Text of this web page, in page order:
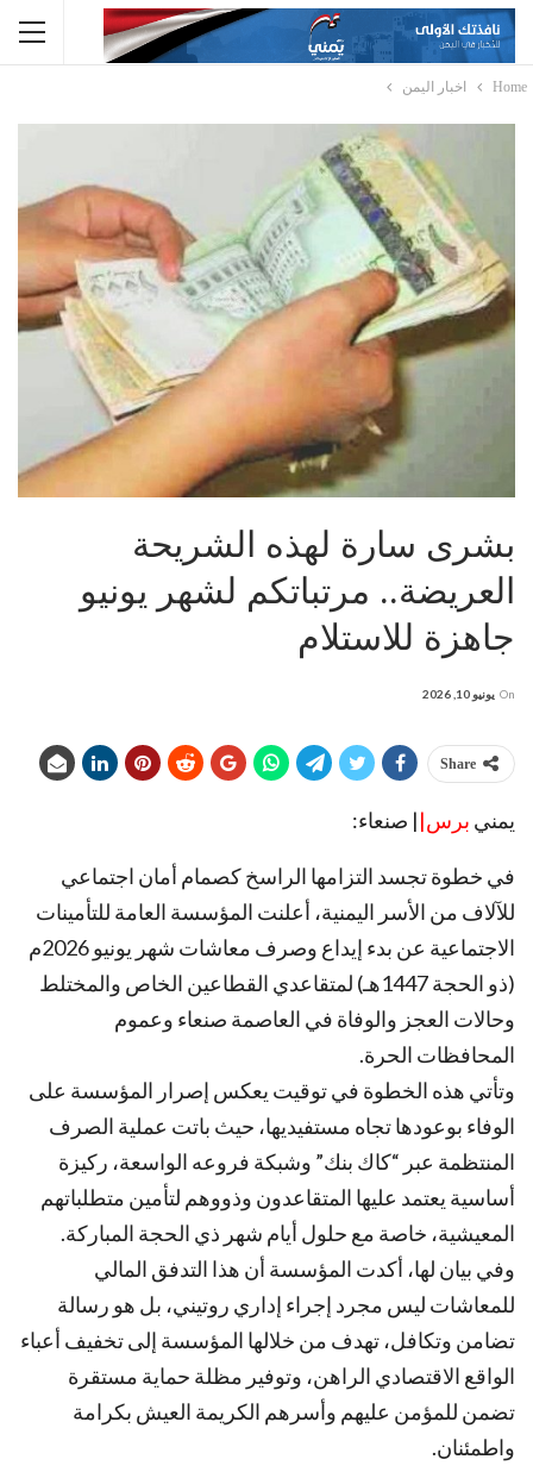
Home اخبار اليمن
بشرى سارة لهذه الشريحة
العريضة.. مرتباتكم لشهر يونيو
جاهزة للاستلام
On يونيو 10, 2026
Share
يمني برس|| صنعاء:
في خطوة تجسد التزامها الراسخ كصمام أمان اجتماعي
للآلاف من الأسر اليمنية، أعلنت المؤسسة العامة للتأمينات
الاجتماعية عن بدء إيداع وصرف معاشات شهر يونيو 2026م
(ذو الحجة 1447هـ) لمتقاعدي القطاعين الخاص والمختلط
وحالات العجز والوفاة في العاصمة صنعاء وعموم
المحافظات الحرة.
وتأتي هذه الخطوة في توقيت يعكس إصرار المؤسسة على
الوفاء بوعودها تجاه مستفيديها، حيث باتت عملية الصرف
المنتظمة عبر “كاك بنك” وشبكة فروعه الواسعة، ركيزة
أساسية يعتمد عليها المتقاعدون وذووهم لتأمين متطلباتهم
المعيشية، خاصة مع حلول أيام شهر ذي الحجة المباركة.
وفي بيان لها، أكدت المؤسسة أن هذا التدفق المالي
للمعاشات ليس مجرد إجراء إداري روتيني، بل هو رسالة
تضامن وتكافل، تهدف من خلالها المؤسسة إلى تخفيف أعباء
الواقع الاقتصادي الراهن، وتوفير مظلة حماية مستقرة
تضمن للمؤمن عليهم وأسرهم الكريمة العيش بكرامة
واطمئنان.